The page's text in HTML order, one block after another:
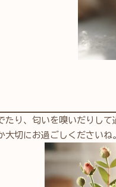
り、匂いを嗅いだりし
切にお過ごしくださいね